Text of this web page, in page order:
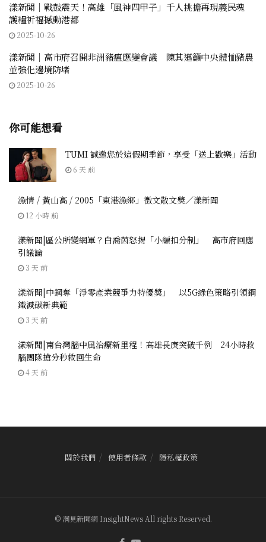
漾新聞｜戰鼓震天！高雄「風神四甲子」千人挑擔再現義民魂
護糧祈福撼動港都
2025-10-26
漾新聞｜高市府召開非洲豬瘟應變會議 陳其邁籲中央體恤豬農
並強化邊境防堵
2025-10-26
你可能想看
TUMI 誠邀您於這假期季節，享受「送上歡樂」活動
6 天 前
漁情 / 黃山高 / 2005「東港漁鄉」徵文散文獎／漾新聞
12 小時 前
漾新聞|區公所變網軍？白喬茵怒揭「小編扣分制」 高市府回應
引議論
3 天 前
漾新聞|中鋼奪「淨零產業競爭力特優獎」 以5G綠色策略引領鋼
鐵減碳新典範
3 天 前
漾新聞|南台灣腦中風治療新里程！高雄長庚突破千例 24小時救
腦團隊搶分秒救回生命
4 天 前
關於我們 使用者條款 隱私權政策
© 洞見新聞網 InsightNews All rights Reserved.